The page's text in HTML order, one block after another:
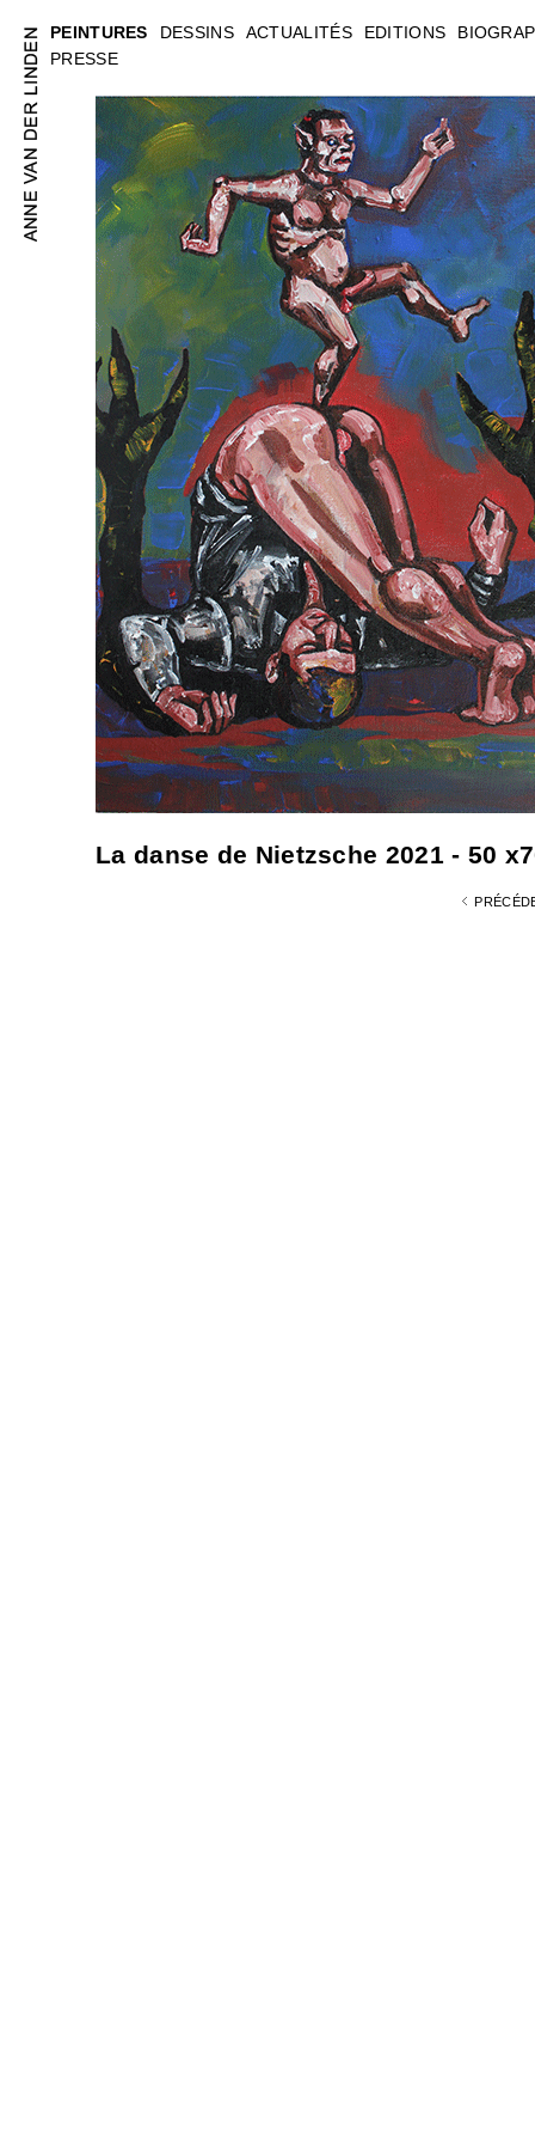
PEINTURES
PRESSE
DESSINS ACTUALITÉS EDITIONS
La danse de Nietzsche 2021 - 50